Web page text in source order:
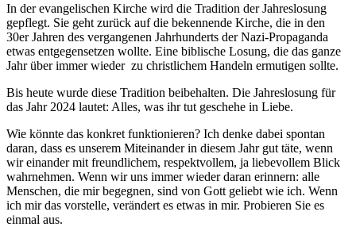
In der evangelischen Kirche wird die Tradition der Jahreslosung
gepflegt. Sie geht zurück auf die bekennende Kirche, die in den
30er Jahren des vergangenen Jahrhunderts der Nazi-Propaganda
etwas entgegensetzen wollte. Eine biblische Losung, die das ganze
Jahr über immer wieder zu christlichem Handeln ermutigen sollte.
Bis heute wurde diese Tradition beibehalten. Die Jahreslosung für
das Jahr 2024 lautet: Alles, was ihr tut geschehe in Liebe.
Wie könnte das konkret funktionieren? Ich denke dabei spontan
daran, dass es unserem Miteinander in diesem Jahr gut täte, wenn
wir einander mit freundlichem, respektvollem, ja liebevollem Blick
wahrnehmen. Wenn wir uns immer wieder daran erinnern: alle
Menschen, die mir begegnen, sind von Gott geliebt wie ich. Wenn
ich mir das vorstelle, verändert es etwas in mir. Probieren Sie es
einmal aus.